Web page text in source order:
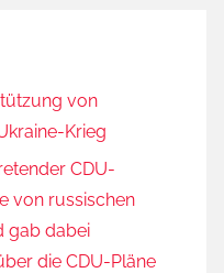
von
Krieg
CDU-
von russischen
gab dabei
die CDU-Pläne